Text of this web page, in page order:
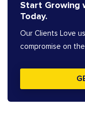
Start Growing
Today.
Our Clients Love
compromise on